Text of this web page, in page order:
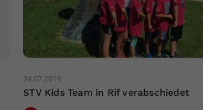
24.07.2019
STV Kids Team in Rif verabschiedet